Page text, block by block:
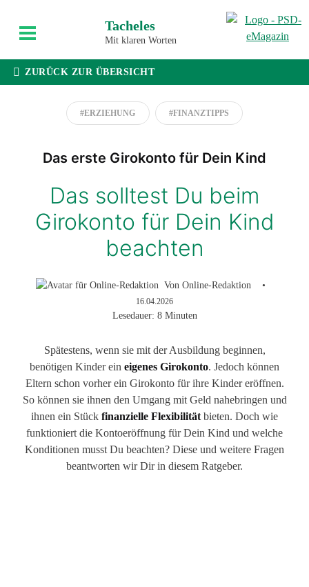
Tacheles
Mit klaren Worten
Weiter
zum
ZURÜCK ZUR ÜBERSICHT
#ERZIEHUNG #FINANZTIPPS
Das erste Girokonto für Dein Kind
Das solltest Du beim
Girokonto für Dein Kind
beachten
Von Online-Redaktion •
16.04.2026
Lesedauer: 8 Minuten
Spätestens, wenn sie mit der Ausbildung beginnen,
benötigen Kinder ein eigenes Girokonto. Jedoch können
Eltern schon vorher ein Girokonto für ihre Kinder eröffnen.
So können sie ihnen den Umgang mit Geld nahebringen und
ihnen ein Stück finanzielle Flexibilität bieten. Doch wie
funktioniert die Kontoeröffnung für Dein Kind und welche
Konditionen musst Du beachten? Diese und weitere Fragen
beantworten wir Dir in diesem Ratgeber.